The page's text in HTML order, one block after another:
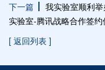
下一篇
我实验室顺利
实验室-腾讯战略合作签约
[ 返回列表 ]